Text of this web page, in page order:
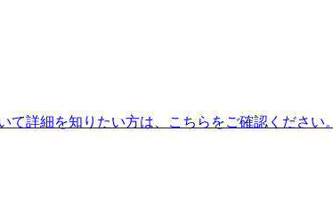
詳細を知りたい方は、こちらをご確認ください。